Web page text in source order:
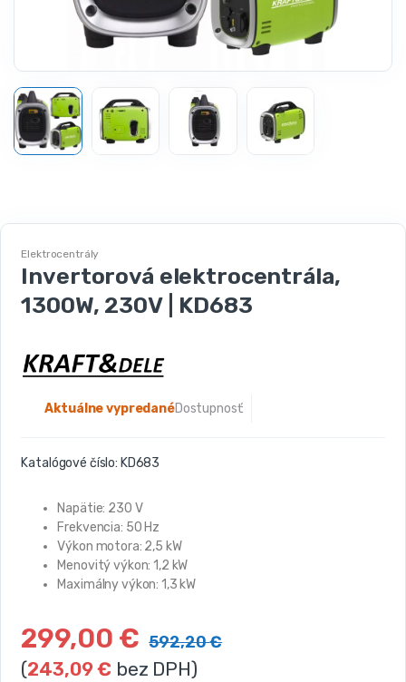
Elektrocentrály
Invertorová elektrocentrála,
1300W, 230V | KD683
Dostupnosť:
Aktuálne vypredané
Katalógové číslo: KD683
Napätie: 230 V
Frekvencia: 50 Hz
Výkon motora: 2,5 kW
Menovitý výkon: 1,2 kW
Maximálny výkon: 1,3 kW
299,00 € 592,20€
(243,09€ bez DPH)